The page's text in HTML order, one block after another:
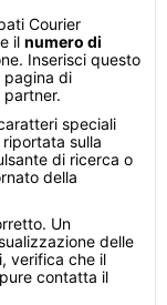
Courier
il numero di
Inserisci questo
pagina di
speciali
sulla
di ricerca o
della
Un
delle
verifica che il
contatta il